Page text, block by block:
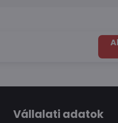
Vállalati adatok